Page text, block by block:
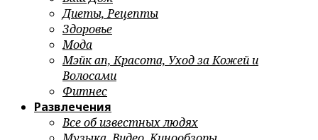
Диеты, Рецепты
Здоровье
Мода
Мэйк ап, Красота, Уход за Кожей и
Волосами
Фитнес
Развлечения
Все об известных людях